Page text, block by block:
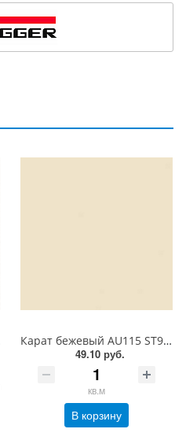
Карат бежевый AU115 ST9 EGGER ЛДСП 18 мм
49.10 руб.
кв.м
В корзину